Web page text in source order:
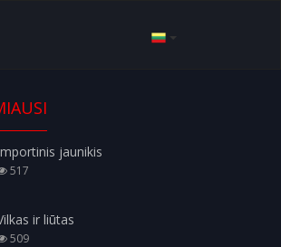
jaunikis
517
ir liūtas
509